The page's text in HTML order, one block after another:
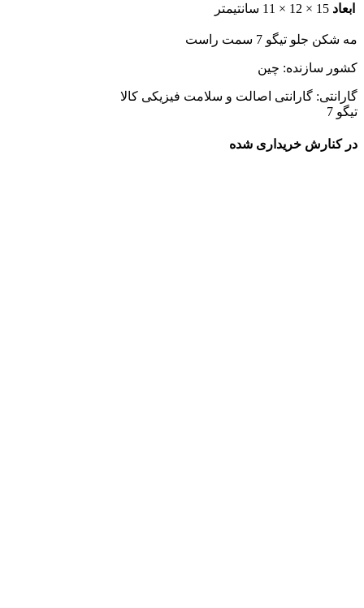
ابعاد 15 × 12 × 11 سانتیمتر
مه شکن جلو تیگو 7 سمت راست
کشور سازنده: چین
گارانتی: گارانتی اصالت و سلامت فیزیکی کالا
تیگو 7
در کنارش خریداری شده